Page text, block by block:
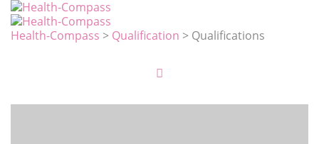
Health-Compass > Qualification > Qualifications